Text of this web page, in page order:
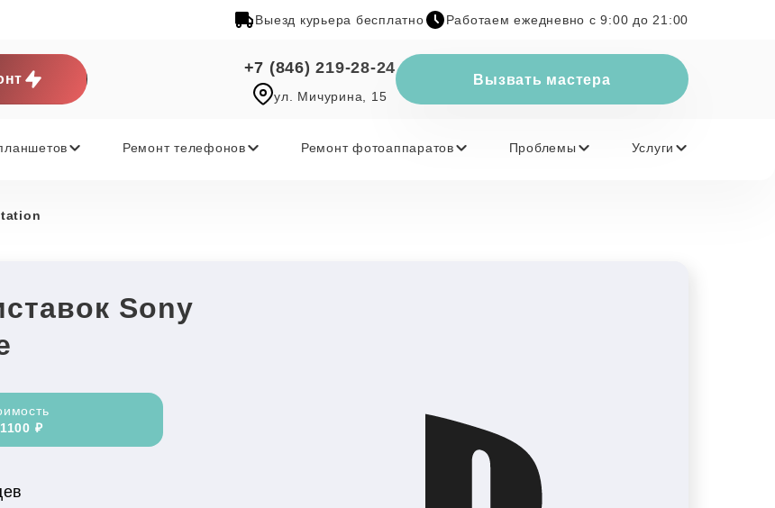
Выезд курьера бесплатно Работаем ежедневно с 9:00 до 21:00
+7 (846) 219-28-24
ул. Мичурина, 15
Вызвать мастера
Ремонт телефонов Ремонт фотоаппаратов Проблемы Услуги
Sony
₽